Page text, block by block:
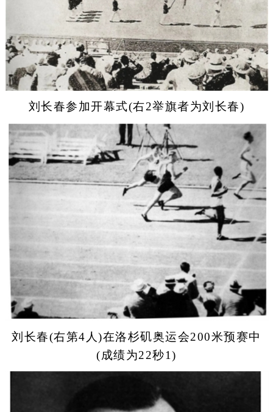
刘长春参加开幕式(右2举旗者为刘长春)
刘长春(右第4人)在洛杉矶奥运会200米预赛中
(成绩为22秒1)